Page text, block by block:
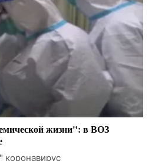
жизни": в ВОЗ
коронавирус